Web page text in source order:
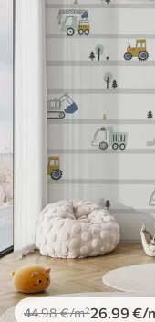
Premium
.00€ /m²
Premium vinüül
.00 .00€/m²
Peel and Stick
81.6749.00€/m²
44.98€/m²26 .99 €/